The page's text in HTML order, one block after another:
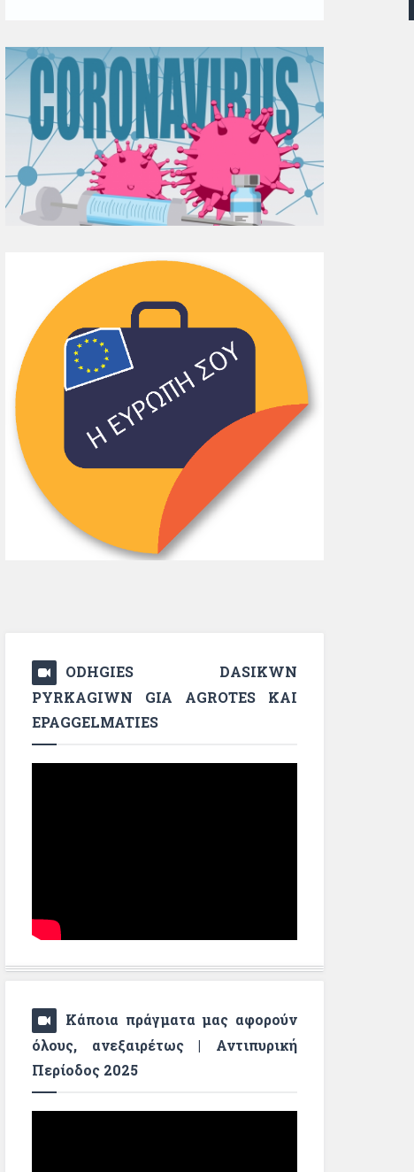
ODHGIES DASIKWN
PYRKAGIWN GIA AGROTES KAI
EPAGGELMATIES
Κάποια πράγματα μας αφορούν
όλους, ανεξαιρέτως | Αντιπυρική
Περίοδος 2025